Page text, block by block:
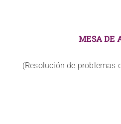
MESA DE
(Resolución de problemas